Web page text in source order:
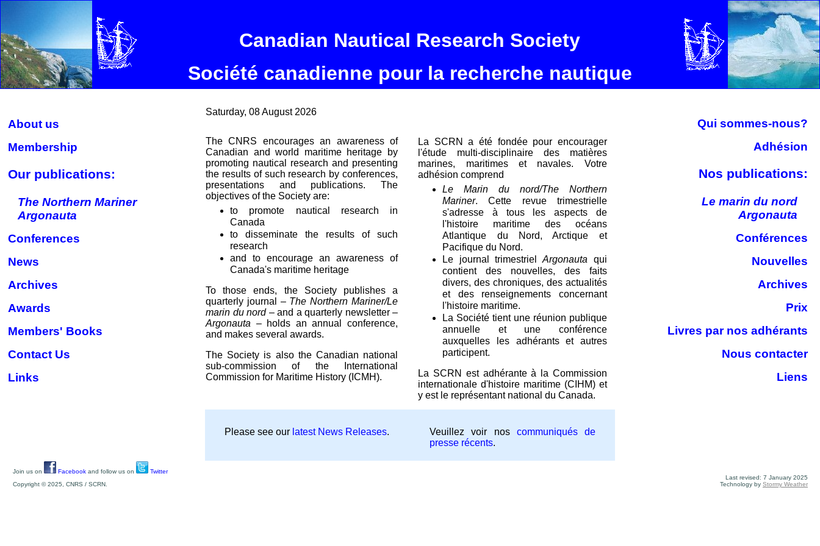
Canadian Nautical Research Society
Société canadienne pour la recherche nautique
About us
Membership
Our publications:
The Northern Mariner
Argonauta
Conferences
News
Archives
Awards
Members' Books
Contact Us
Links
Saturday, 08 August 2026
Qui sommes-nous?
Adhésion
Nos publications:
Le marin du nord
Argonauta
Conférences
Nouvelles
Archives
Prix
Livres par nos adhérants
Nous contacter
Liens
The CNRS encourages an awareness of
Canadian and world maritime heritage by
promoting nautical research and presenting
the results of such research by conferences,
presentations and publications. The
objectives of the Society are:
to promote nautical research in
Canada
to disseminate the results of such
research
and to encourage an awareness of
Canada's maritime heritage
To those ends, the Society publishes a
quarterly journal – The Northern Mariner/Le
marin du nord– and a quarterly newsletter –
Argonauta – holds an annual conference,
and makes several awards.
The Society is also the Canadian national
sub-commission of the International
Commission for Maritime History (ICMH).
La SCRN a été fondée pour encourager
l'étude multi-disciplinaire des matières
marines, maritimes et navales. Votre
adhésion comprend
Le Marin du nord/The Northern
Mariner. Cette revue trimestrielle
s'adresse à tous les aspects de
l'histoire maritime des océans
Atlantique du Nord, Arctique et
Pacifique du Nord.
Le journal trimestrielArgonauta qui
contient des nouvelles, des faits
divers, des chroniques, des actualités
et des renseignements concernant
l'histoire maritime.
La Société tient une réunion publique
annuelle et une conférence
auxquelles les adhérants et autres
participent.
La SCRN est adhérante à la Commission
internationale d'histoire maritime (CIHM) et
y est le représentant national du Canada.
Please see our latest News Releases. Veuillez voir nos communiqués de
presse récents.
Join us on Facebook and follow us on
Twitter
Copyright © 2025, CNRS / SCRN.
Last revised: 7 January 2025
Technology by Stormy Weather